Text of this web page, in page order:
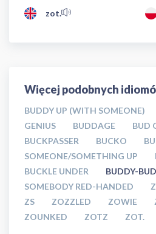
zot.
Więcej podobnych
BUDDY UP (WITH SOMEONE)
GENIUS
BUDDAGE BUD
BUCKPASSER
BUCKO
SOMEONE/SOMETHING UP
BUCKLE UNDER
BUDDY-
SOMEBODY RED-HANDED
ZS
ZOZZLED ZOWIE
ZOUNKED
ZOTZ ZOT.